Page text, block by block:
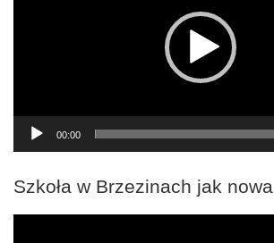
00:00
Szkoła w Brzezinach jak nowa